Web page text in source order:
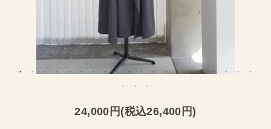
24,000円(税込26,400円)